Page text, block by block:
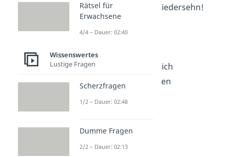
Paris, Athen, auf Wiedersehn!
Bis Denver
Bundesgartenciao
San Frantschüsco
Ich verabscheue mich
Mit gräulichen Füßen
Rätsel für
Erwachsene
4/4 – Dauer: 02:40
Wissenswertes
Lustige Fragen
Scherzfragen
1/2 – Dauer: 02:48
Dumme Fragen
2/2 – Dauer: 02:13